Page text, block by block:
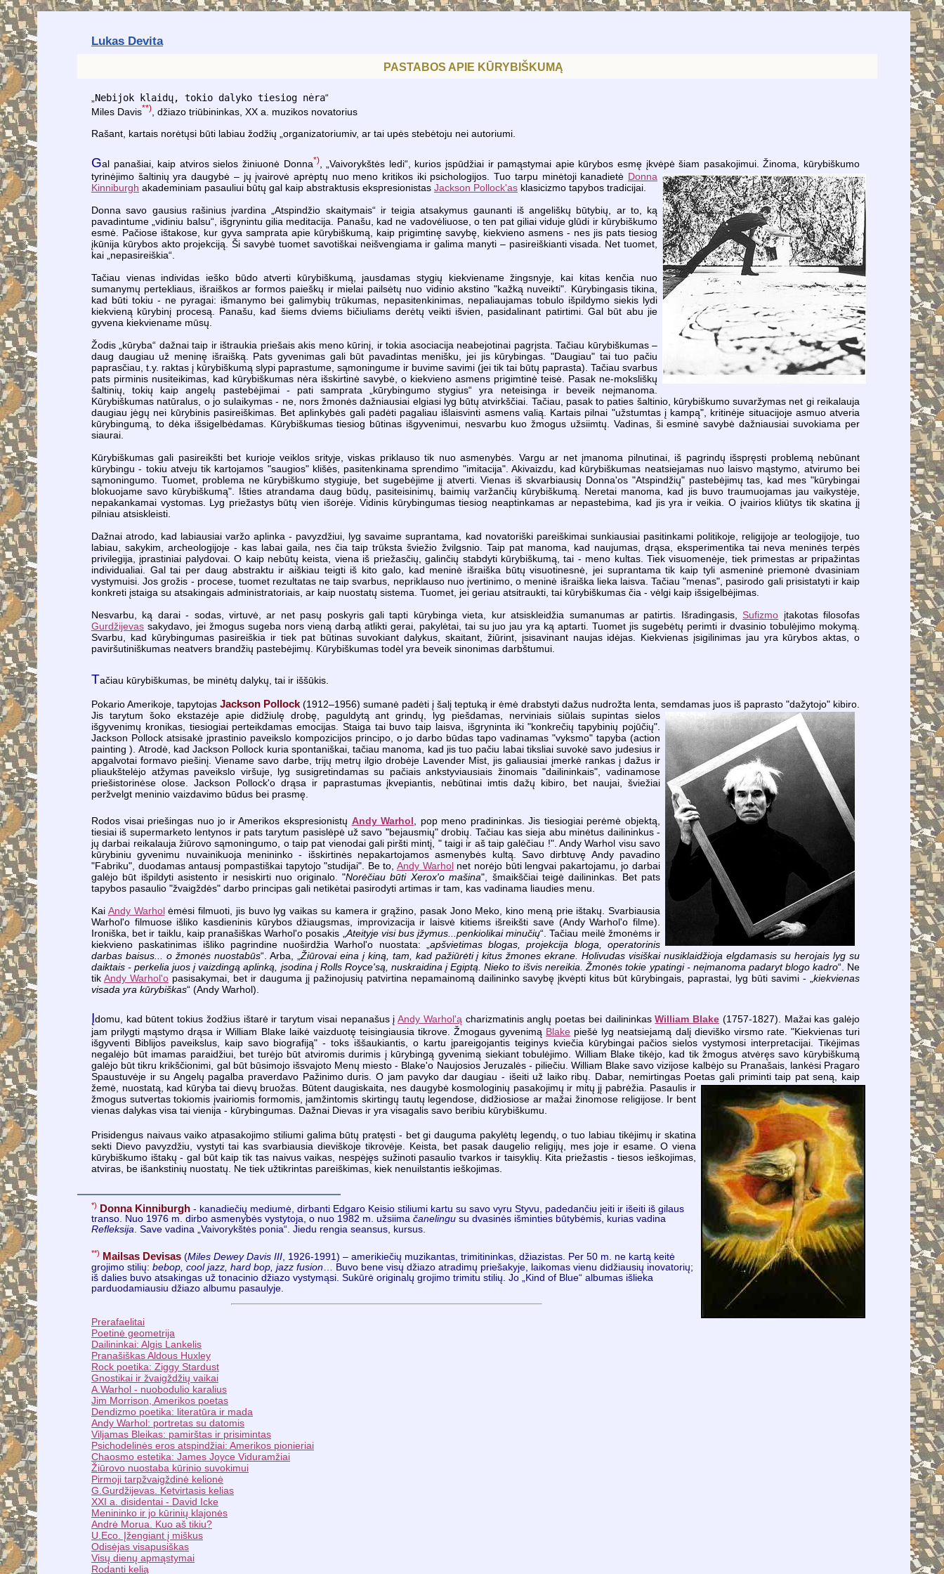
Lukas Devita
PASTABOS APIE KŪRYBIŠKUMĄ
Nebijok klaidų, tokio dalyko tiesiog nėra“
Miles Davis**)
, džiazo triūbininkas, XX a. muzikos novatorius
Rašant, kartais norėtųsi būti labiau žodžių „organizatoriumiv, ar tai upės stebėtoju nei autoriumi.
Gal panašiai, kaip atviros sielos žiniuonė Donna*), „Vaivorykštės ledi“, kurios įspūdžiai ir pamąstymai apie kūrybos esmę įkvėpė šiam pasakojimui. Žinoma, kūrybiškumo
tyrinėjimo šaltiniųyra daugybė – jų įvairovė aprėptų nuo meno kritikos iki psichologijos. Tuo tarpu minėtoji kanadietė Donna
Kinniburgh akademiniam pasauliui būtų gal kaip abstraktusis ekspresionistas Jackson Pollock'as klasicizmo tapybos tradicijai.
Donna savo gausius rašinius įvardina „Atspindžio skaitymais“ ir teigia atsakymus gaunanti iš angeliškų būtybių, ar to, ką
pavadintume „vidiniu balsu“, išgrynintu gilia meditacija. Panašu, kad ne vadovėliuose, o ten pat giliai viduje glūdi ir kūrybiškumo
esmė. Pačiose ištakose, kur gyva samprata apie kūrybiškumą, kaip prigimtinę savybę, kiekvieno asmens - nes jis pats tiesiog
įkūnija kūrybos akto projekciją. Ši savybė tuomet savotiškai neišvengiama ir galima manyti – pasireiškianti visada. Net tuomet,
kai „nepasireiškia“.
Tačiau vienas individas ieško būdo atverti kūrybiškumą, jausdamas stygių kiekviename žingsnyje, kai kitas kenčia nuo
sumanymų pertekliaus, išraiškos ar formos paieškų ir mielai pailsėtų nuo vidinio akstino "kažką nuveikti". Kūrybingasis tikina,
kad būti tokiu - ne pyragai: išmanymo bei galimybių trūkumas, nepasitenkinimas, nepaliaujamas tobulo išpildymo siekis lydi
kiekvieną kūrybinį procesą. Panašu, kad šiems dviems bičiuliams derėtų veikti išvien, pasidalinant patirtimi. Gal būt abu jie
gyvena kiekviename mūsų.
Žodis „kūryba“ dažnai taip ir ištraukia priešais akis meno kūrinį, ir tokia asociacija neabejotinai pagrįsta. Tačiau kūrybiškumas –
daug daugiau už meninę išraišką. Pats gyvenimas gali būt pavadintas menišku, jei jis kūrybingas. "Daugiau" tai tuo pačiu
paprasčiau, t.y. raktas į kūrybiškumą slypi paprastume, sąmoningume ir buvime savimi (jei tik tai būtų paprasta). Tačiau svarbus
pats pirminis nusiteikimas, kad kūrybiškumas nėra išskirtinė savybė, o kiekvieno asmens prigimtinė teisė. Pasak ne-moksliškų
šaltinių, tokių kaip angelų pastebėjimai - pati samprata „kūrybingumo stygius“ yra neteisinga ir beveik neįmanoma.
Kūrybiškumas natūralus, o jo sulaikymas - ne, nors žmonės dažniausiai elgiasi lyg būtų atvirkščiai. Tačiau, pasak to paties šaltinio, kūrybiškumo suvaržymas net gi reikalauja
daugiau jėgų nei kūrybinis pasireiškimas. Bet aplinkybės gali padėti pagaliau išlaisvinti asmens valią. Kartais pilnai "užstumtas į kampą", kritinėje situacijoje asmuo atveria
kūrybingumą, to dėka išsigelbėdamas. Kūrybiškumas tiesiog būtinas išgyvenimui, nesvarbu kuo žmogus užsiimtų. Vadinas, ši esminė savybė dažniausiai suvokiama per
siaurai.
Kūrybiškumas gali pasireikšti bet kurioje veiklos srityje, viskas priklauso tik nuo asmenybės. Vargu ar net įmanoma pilnutinai, iš pagrindų išspręsti problemą nebūnant
kūrybingu - tokiu atveju tik kartojamos "saugios" klišės, pasitenkinama sprendimo "imitacija". Akivaizdu, kad kūrybiškumas neatsiejamas nuo laisvo mąstymo, atvirumo bei
sąmoningumo. Tuomet, problema ne kūrybiškumo stygiuje, bet sugebėjime jį atverti. Vienas iš skvarbiausių Donna'os "Atspindžių" pastebėjimų tas, kad mes "kūrybingai
blokuojame savo kūrybiškumą". Išties atrandama daug būdų, pasiteisinimų, baimių varžančių kūrybiškumą. Neretai manoma, kad jis buvo traumuojamas jau vaikystėje,
nepakankamai vystomas. Lyg priežastys būtų vien išorėje. Vidinis kūrybingumas tiesiog neaptinkamas ar nepastebima, kad jis yra ir veikia. O įvairios kliūtys tik skatina jį
pilniau atsiskleisti.
Dažnai atrodo, kad labiausiai varžo aplinka - pavyzdžiui, lyg savaime suprantama, kad novatoriški pareiškimai sunkiausiai pasitinkami politikoje, religijoje ar teologijoje, tuo
labiau, sakykim, archeologijoje - kas labai gaila, nes čia taip trūksta šviežio žvilgsnio. Taip pat manoma, kad naujumas, drąsa, eksperimentika tai neva meninės terpės
privilegija, įprastiniai palydovai. O kaip nebūtų keista, viena iš priežasčių, galinčių stabdyti kūrybiškumą, tai - meno kultas. Tiek visuomenėje, tiek primestas ar pripažintas
individualiai. Gal tai per daug abstraktu ir aiškiau teigti iš kito galo, kad meninė išraiška būtų visuotinesnė, jei suprantama tik kaip tyli asmeninė priemonė dvasiniam
vystymuisi. Jos grožis - procese, tuomet rezultatas ne taip svarbus, nepriklauso nuo įvertinimo, o meninė išraiška lieka laisva. Tačiau "menas", pasirodo gali prisistatyti ir kaip
konkreti įstaiga su atsakingais administratoriais, ar kaip nuostatų sistema. Tuomet, jei geriau atsitraukti, tai kūrybiškumas čia - vėlgi kaip išsigelbėjimas.
Nesvarbu, ką darai - sodas, virtuvė, ar net pasų poskyris gali tapti kūrybinga vieta, kur atsiskleidžia sumanumas ar patirtis. Išradingasis, Sufizmo įtakotas filosofas
Gurdžijevas sakydavo, jei žmogus sugeba nors vieną darbą atlikti gerai, pakylėtai, tai su juo jau yra ką aptarti. Tuomet jis sugebėtų perimti ir dvasinio tobulėjimo mokymą.
Svarbu, kad kūrybingumas pasireiškia ir tiek pat būtinas suvokiant dalykus, skaitant, žiūrint, įsisavinant naujas idėjas. Kiekvienas įsigilinimas jau yra kūrybos aktas, o
paviršutiniškumas neatvers brandžių pastebėjimų. Kūrybiškumas todėl yra beveik sinonimas darbštumui.
Tačiau kūrybiškumas, be minėtų dalykų, tai ir iššūkis.
Pokario Amerikoje, tapytojas Jackson Pollock(1912–1956) sumanė padėti į šalį teptuką ir ėmė drabstyti dažus nudrožta lenta, semdamas juos iš paprasto "dažytojo" kibiro.
Jis tarytum šoko ekstazėje apie didžiulę drobę, paguldytą ant grindų, lyg piešdamas, nerviniais siūlais supintas sielos
išgyvenimų kronikas, tiesiogiai perteikdamas emocijas. Staiga tai buvo taip laisva, išgryninta iki "konkrečių tapybinių pojūčių".
Jackson Pollock atsisakė įprastinio paveikslo kompozicijos principo, o jo darbo būdas tapo vadinamas "vyksmo" tapyba (action
painting ). Atrodė, kad Jackson Pollock kuria spontaniškai, tačiau manoma, kad jis tuo pačiu labai tiksliai suvokė savo judesius ir
apgalvotai formavo piešinį. Viename savo darbe, trijų metrų ilgio drobėje Lavender Mist, jis galiausiai įmerkė rankas į dažus ir
pliaukštelėjo atžymas paveikslo viršuje, lyg susigretindamas su pačiais ankstyviausiais žinomais "dailininkais", vadinamose
priešistorinėse olose. Jackson Pollock'o drąsa ir paprastumas įkvepiantis, nebūtinai imtis dažų kibiro, bet naujai, šviežiai
peržvelgt meninio vaizdavimo būdus bei prasmę.
Rodos visai priešingas nuo jo ir Amerikos ekspresionistų Andy Warhol , pop meno pradininkas. Jis tiesiogiai perėmė objektą,
tiesiai iš supermarketo lentynos ir pats tarytum pasislėpė už savo "bejausmių" drobių. Tačiau kas sieja abu minėtus dailininkus -
jų darbai reikalauja žiūrovo sąmoningumo, o taip pat vienodai gali piršti mintį, " taigi ir aš taip galėčiau !". Andy Warhol visu savo
kūrybiniu gyvenimu nuvainikuoja menininko - išskirtinės nepakartojamos asmenybės kultą. Savo dirbtuvę Andy pavadino
"Fabriku", duodamas antausį pompastiškai tapytojo "studijai". Be to, Andy Warholnet norėjo būti lengvai pakartojamu, jo darbai
galėjo būt išpildyti asistento ir nesiskirti nuo originalo. "Norėčiau būti Xerox'o mašina", šmaikščiai teigė dailininkas. Bet pats
tapybos pasaulio "žvaigždės" darbo principas gali netikėtai pasirodyti artimas ir tam, kas vadinama liaudies menu.
Kai Andy Warholėmėsi filmuoti, jis buvo lyg vaikas su kamera ir grąžino, pasak Jono Meko, kino meną prie ištakų. Svarbiausia
Warhol'o filmuose išliko kasdieninis kūrybos džiaugsmas, improvizacija ir laisvė kitiems išreikšti save (Andy Warhol'o filme).
Ironiška, bet ir taiklu, kaip pranašiškas Warhol'o posakis „ Ateityje visi bus įžymus...penkiolikai minučių“. Tačiau meilė žmonėms ir
kiekvieno paskatinimas išliko pagrindine nuoširdžia Warhol'o nuostata: „ apšvietimas blogas, projekcija bloga, operatorinis
darbas baisus... o žmonės nuostabūs“. Arba, „ Žiūrovai eina į kiną, tam, kad pažiūrėti į kitus žmones ekrane. Holivudas visiškai nusiklaidžioja elgdamasis su herojais lyg su
daiktais - perkelia juos į vaizdingą aplinką, įsodina į Rolls Royce'są, nuskraidina į Egiptą. Nieko to išvis nereikia. Žmonės tokie ypatingi - neįmanoma padaryt blogo kadro“. Ne
tik Andy Warhol'opasisakymai, bet ir dauguma jį pažinojusių patvirtina nepamainomą dailininko savybę įkvėpti kitus būt kūrybingais, paprastai, lyg būti savimi - „kiekvienas
visada yra kūrybiškas“ (Andy Warhol).
Įdomu, kad būtent tokius žodžius ištarė ir tarytum visai nepanašus įAndy Warhol'ącharizmatinis anglų poetas bei dailininkasWilliam Blake (1757-1827). Mažai kas galėjo
jam prilygti mąstymo drąsa ir William Blake laikė vaizduotę teisingiausia tikrove. Žmogaus gyvenimą Blake piešė lyg neatsiejamą dalį dieviško virsmo rate. "Kiekvienas turi
išgyventi Biblijos paveikslus, kaip savo biografiją" - toks iššaukiantis, o kartu įpareigojantis teiginys kviečia kūrybingai pačios sielos vystymosi interpretacijai. Tikėjimas
negalėjo būt imamas paraidžiui, bet turėjo būt atviromis durimis į kūrybingą gyvenimą siekiant tobulėjimo. William Blake tikėjo, kad tik žmogus atvėręs savo kūrybiškumą
galėjo būt tikru krikščionimi, gal būt būsimojo išsvajoto Menų miesto - Blake'o Naujosios Jeruzalės - piliečiu. William Blake savo vizijose kalbėjo su Pranašais, lankėsi Pragaro
Spaustuvėje ir su Angelų pagalba praverdavo Pažinimo duris. O jam pavyko dar daugiau - išeiti už laiko ribų. Dabar, nemirtingas Poetas gali priminti taip pat seną, kaip
žemė, nuostatą, kad kūryba tai dievų bruožas. Būtent daugiskaita, nes daugybė kosmologinių pasakojimų ir mitų jį pabrėžia. Pasaulis ir
žmogus sutvertas tokiomis įvairiomis formomis, įamžintomis skirtingų tautų legendose, didžiosiose ar mažai žinomose religijose. Ir bent
vienas dalykas visa tai vienija - kūrybingumas. Dažnai Dievas ir yra visagalis savo beribiu kūrybiškumu.
Prisidengus naivaus vaiko atpasakojimo stiliumi galima būtų pratęsti - bet gi dauguma pakylėtų legendų, o tuo labiau tikėjimų ir skatina
sekti Dievo pavyzdžiu, vystyti tai kas svarbiausia dieviškoje tikrovėje. Keista, bet pasak daugelio religijų, mes joje ir esame. O viena
kūrybiškumo ištakų - gal būt kaip tik tas naivus vaikas, nespėjęs sužinoti pasaulio tvarkos ir taisyklių. Kita priežastis - tiesos ieškojimas,
atviras, be išankstinių nuostatų. Ne tiek užtikrintas pareiškimas, kiek nenuilstantis ieškojimas.
*) Donna Kinniburgh - kanadiečių mediumė, dirbanti Edgaro Keisio stiliumi kartu su savo vyru Styvu, padedančiu įeiti ir išeiti iš gilaus
transo. Nuo 1976 m. dirbo asmenybės vystytoja, o nuo 1982 m. užsiima čanelingu su dvasinės išminties būtybėmis, kurias vadina
Refleksija. Save vadina „Vaivorykštės ponia“. Jiedu rengia seansus, kursus.
**) Mailsas Devisas (Miles Dewey Davis III, 1926-1991) – amerikiečių muzikantas, trimitininkas, džiazistas. Per 50 m. ne kartą keitė
grojimo stilių: bebop, cool jazz, hard bop, jazz fusion… Buvo bene visų džiazo atradimų priešakyje, laikomas vienu didžiausių inovatorių;
iš dalies buvo atsakingas už tonacinio džiazo vystymąsi. Sukūrė originalų grojimo trimitu stilių. Jo „Kind of Blue“ albumas išlieka
parduodamiausiu džiazo albumu pasaulyje.
Prerafaelitai
Poetinė geometrija
Dailininkai: Algis Lankelis
Pranašiškas Aldous Huxley
Rock poetika: Ziggy Stardust
Gnostikai ir žvaigždžių vaikai
A.Warhol - nuobodulio karalius
Jim Morrison, Amerikos poetas
Dendizmo poetika: literatūra ir mada
Andy Warhol: portretas su datomis
Viljamas Bleikas: pamirštas ir prisimintas
Psichodelinės eros atspindžiai: Amerikos pionieriai
Chaosmo estetika: James Joyce Viduramžiai
Žiūrovo nuostaba kūrinio suvokimui
Pirmoji tarpžvaigždinė kelionė
G.Gurdžijevas. Ketvirtasis kelias
XXI a. disidentai - David Icke
Menininko ir jo kūrinių klajonės
Andrė Morua. Kuo aš tikiu?
U.Eco. Įžengiant į miškus
Odisėjas visapusiškas
Visų dienų apmąstymai
Rodanti kelią